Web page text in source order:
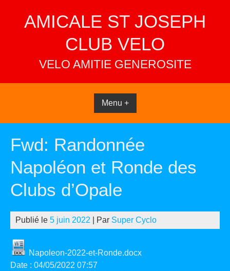
contentAMICALE ST JOSEPH
CLUB VELO
VELO AMITIE GENEROSITE
Menu +
Fwd: Randonnée
Napoléon et Ronde des
Clubs d’Opale
Publié le 5 juin 2022 | Par Super Cyclo
Napoleon-2022-et-Ronde.docx
Date : 04/05/2022 07:57